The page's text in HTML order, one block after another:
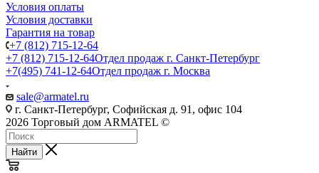
Условия оплаты
Условия доставки
Гарантия на товар
+7 (812) 715-12-64
+7 (812) 715-12-64Отдел продаж г. Санкт-Петербург
+7(495) 741-12-64Отдел продаж г. Москва
sale@armatel.ru
г. Санкт-Петербург, Софийская д. 91, офис 104
2026 Торговый дом ARMATEL ©
Найти